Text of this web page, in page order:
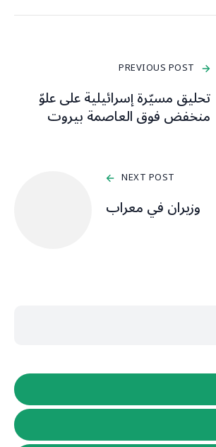
PREVIOUS POST
تحليق مسيّرة إسرائيلية على علوّ
منخفض فوق العاصمة بيروت
NEXT POST
وزيران في معراب